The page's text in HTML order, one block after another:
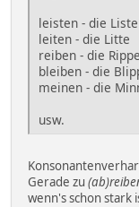
leisten - die Liste
leiten - die Litte
reiben - die Rippe
bleiben - die
meinen - die
usw.
Gerade zu
wenn's schon stark